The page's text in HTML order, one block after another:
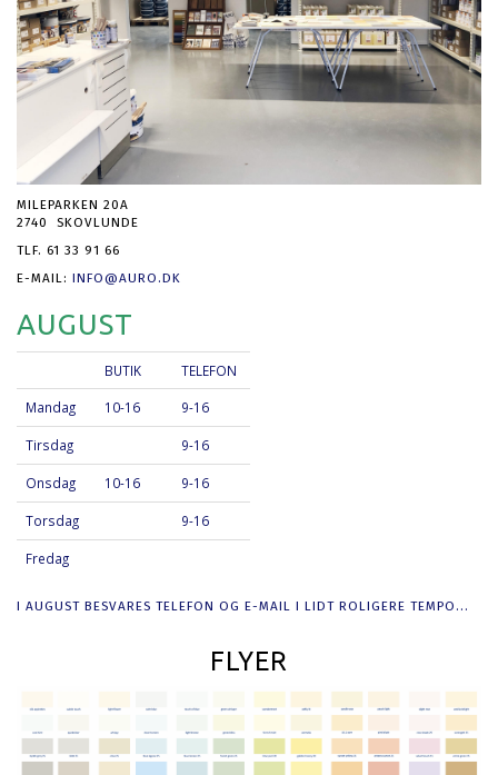
MILEPARKEN 20A
2740 SKOVLUNDE
TLF. 61 33 91 66
E-MAIL: INFO@AURO.DK
AUGUST
BUTIK TELEFON
Mandag 10-16 9-16
Tirsdag 9-16
Onsdag 10-16 9-16
Torsdag 9-16
Fredag
I AUGUST BESVARES TELEFON OG E-MAIL I LIDT ROLIGERE TEMPO...
FLYER